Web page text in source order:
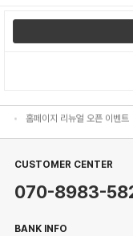
홈페이지 리뉴얼 오픈 이벤트
CUSTOMER CENTER
070-8983-
BANK INFO